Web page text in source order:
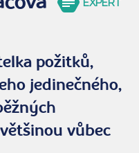
EXPERT
požitků,
jedinečného,
vůbec